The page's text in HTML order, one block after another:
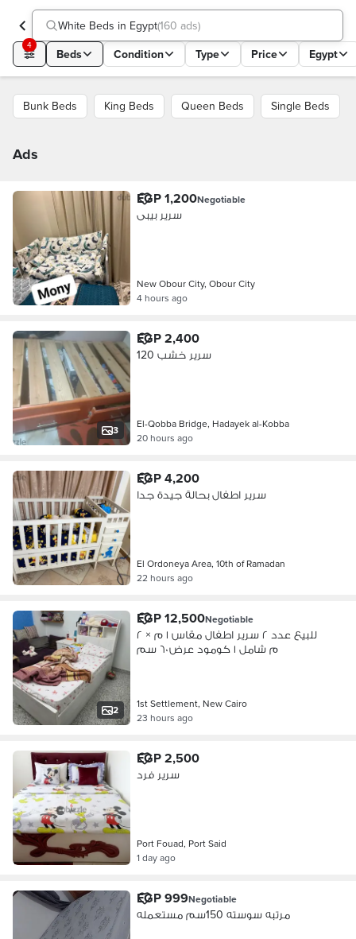
White Beds in Egypt(160 ads)
4
Beds Condition Type Price Egypt
Bunk Beds King Beds Queen Beds Single Beds
Ads
EGP 1,200Negotiable
سرير بيبى
New Obour City, Obour City
4 hours ago
3
EGP 2,400
سرير خشب 120
El-Qobba Bridge, Hadayek al-Kobba
20 hours ago
EGP 4,200
سرير اطفال بحالة جيدة جدا
El Ordoneya Area, 10th of Ramadan
22 hours ago
2
EGP 12,500Negotiable
للبيع عدد ٢ سرير اطفال مقاس ١ م × ٢
م شامل ١ كومود عرض ٦٠ سم
1st Settlement, New Cairo
23 hours ago
EGP 2,500
سرير فرد
Port Fouad, Port Said
1 day ago
EGP 999Negotiable
مرتبه سوسته 150سم مستعمله